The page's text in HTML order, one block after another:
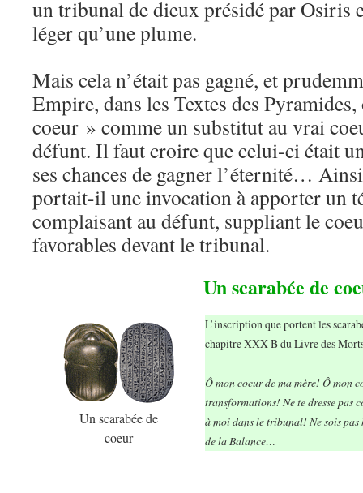
un tribunal de dieux présidé par Osiris
léger qu’une plume.
Mais cela n’était pas gagné, et
Empire, dans les Textes des
coeur » comme un substitut au vrai
défunt. Il faut croire que celui-ci était
ses chances de gagner l’éternité…
portait-il une invocation à apporter un
complaisant au défunt, suppliant le
favorables devant le tribunal.
Un scarabée de
Un scarabée de
coeur
L’inscription que portent les
chapitre XXX B du Livre des
Ô mon coeur de ma mère! Ô mon
transformations! Ne te dresse pas
à moi dans le tribunal! Ne sois
de la Balance…